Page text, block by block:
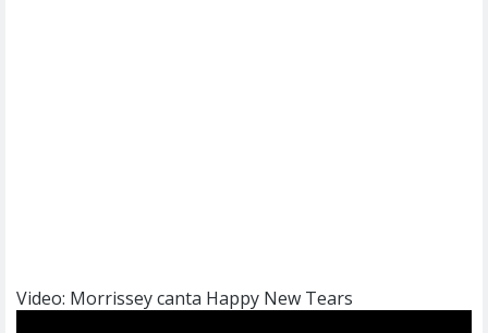
Video: Morrissey canta Happy New Tears